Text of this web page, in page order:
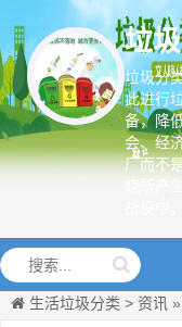
绿色环保从
我做起
垃
垃圾分
此进行
备，降
会、经
厂而不
生活垃圾分类 > 资讯 »